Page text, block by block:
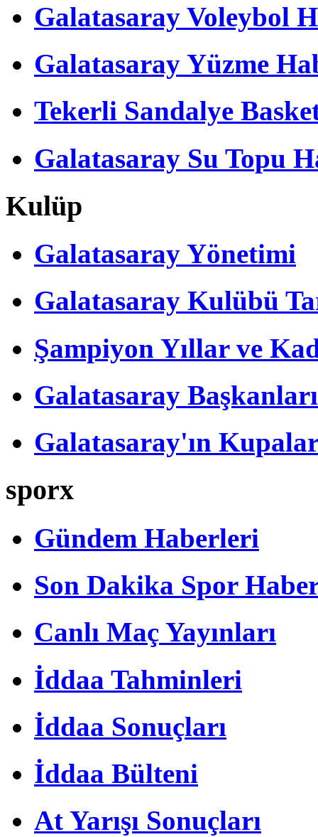
Galatasaray Voleybol
Galatasaray Yüzme
Tekerli Sandalye
Galatasaray Su Topu
Kulüp
Galatasaray Yönetimi
Galatasaray Kulübü
Şampiyon Yıllar ve
Galatasaray Başkanları
Galatasaray'ın
sporx
Gündem Haberleri
Son Dakika Spor
Canlı Maç Yayınları
İddaa Tahminleri
İddaa Sonuçları
İddaa Bülteni
At Yarışı Sonuçları